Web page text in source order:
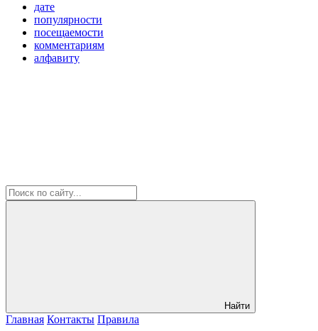
дате
популярности
посещаемости
комментариям
алфавиту
Найти
Главная Контакты Правила